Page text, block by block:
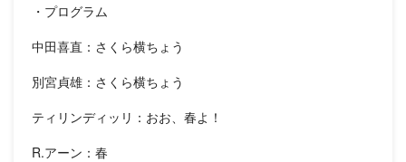
・プログラム
中田喜直：さくら横ちょう
別宮貞雄：さくら横ちょう
ティリンディッリ：おお、春よ！
R.アーン：春